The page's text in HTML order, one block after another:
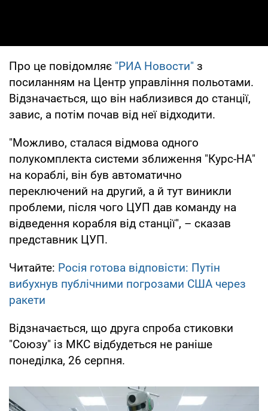
Про це повідомляє "РИА Новости" з
посиланням на Центр управління польотами.
Відзначається, що він наблизився до станції,
завис, а потім почав від неї відходити.
"Можливо, сталася відмова одного
полукомплекта системи зближення "Курс-НА"
на кораблі, він був автоматично
переключений на другий, а й тут виникли
проблеми, після чого ЦУП дав команду на
відведення корабля від станції", – сказав
представник ЦУП.
Читайте: Росія готова відповісти: Путін
вибухнув публічними погрозами США через
ракети
Відзначається, що друга спроба стиковки
"Союзу" із МКС відбудеться не раніше
понеділка, 26 серпня.